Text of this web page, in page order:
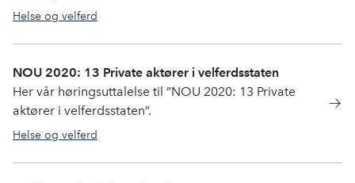
Helse og velferd
NOU 2020: 13 Private aktører i velferdsstaten
Her vår høringsuttalelse til ”NOU 2020: 13 Private
aktører i velferdsstaten”.
Helse og velferd